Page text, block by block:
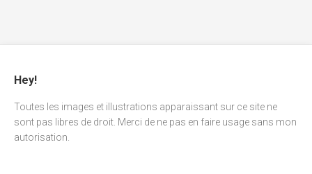
Hey!
Toutes les images et illustrations apparaissant sur ce site ne
sont pas libres de droit. Merci de ne pas en faire usage sans mon
autorisation.